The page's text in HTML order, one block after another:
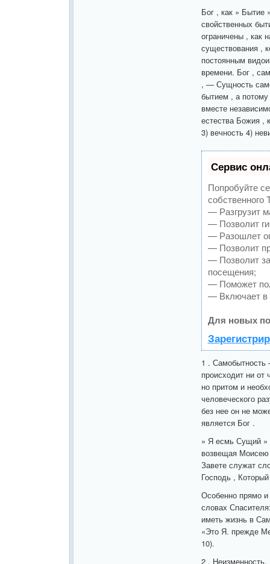
Бог , как » Бытие
свойственных
ограничены , как
существования ,
постоянным
времени. Бог ,
, — Сущность
бытием , а потому
вместе
естества Божия ,
3) вечность 4)
Сервис
Попробуйте
собственного
— Разгрузит
— Позволит
— Разошлет
— Позволит
— Позволит
посещения;
— Поможет
— Включает в
Для новых
1 . Самобытность
происходит ни от
но притом и
человеческого
без нее он не
является Бог .
» Я есмь Сущий »
возвещая
Завете служат
Господь ,
Особенно прямо
словах
иметь жизнь в
«Это Я. прежде
10).
2 . Неизменность.